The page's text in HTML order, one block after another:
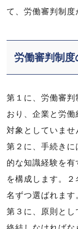
て、労働審判制度
労働審判制
第１に、労働審
おり、企業と労
対象としていませ
第２に、手続き
的な知識経験を
を構成します。２
名ずつ選ばれます
第３に、原則と